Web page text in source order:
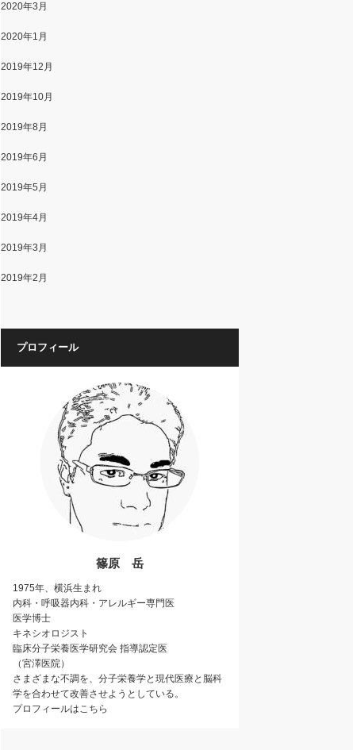
2020年3月
2020年1月
2019年12月
2019年10月
2019年8月
2019年6月
2019年5月
2019年4月
2019年3月
2019年2月
プロフィール
篠原 岳
1975年、横浜生まれ
内科・呼吸器内科・アレルギー専門医
医学博士
キネシオロジスト
臨床分子栄養医学研究会指導認定医
（宮澤医院）
さまざまな不調を、分子栄養学と現代医療と 脳科
学を合わせて改善させようとしている。
プロフィールはこちら